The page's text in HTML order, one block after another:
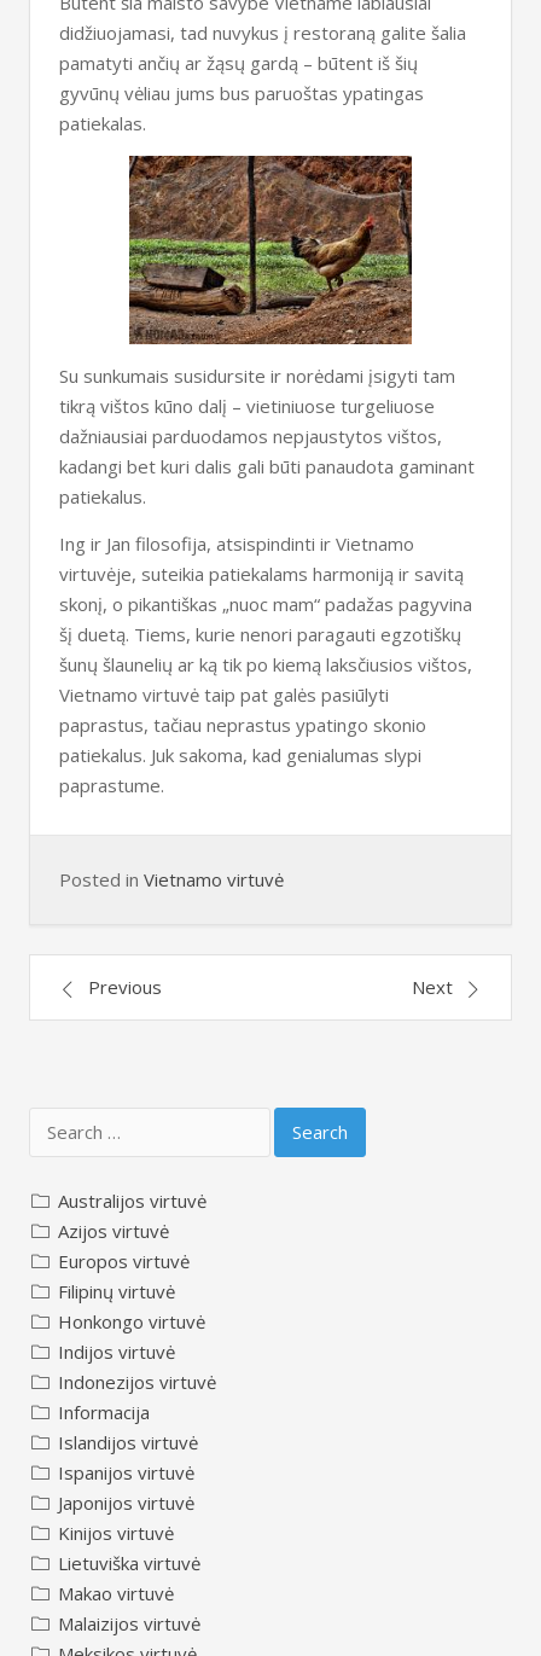
didžiuojamasi, tad nuvykus į restoraną galite šalia
pamatyti ančių ar žąsų gardą – būtent iš šių
gyvūnų vėliau jums bus paruoštas ypatingas
patiekalas.
Su sunkumais susidursite ir norėdami įsigyti tam
tikrą vištos kūno dalį – vietiniuose turgeliuose
dažniausiai parduodamos nepjaustytos vištos,
kadangi bet kuri dalis gali būti panaudota gaminant
patiekalus.
Ing ir Jan filosofija, atsispindinti ir Vietnamo
virtuvėje, suteikia patiekalams harmoniją ir savitą
skonį, o pikantiškas „nuoc mam“ padažas pagyvina
šį duetą. Tiems, kurie nenori paragauti egzotiškų
šunų šlaunelių ar ką tik po kiemą laksčiusios vištos,
Vietnamo virtuvė taip pat galės pasiūlyti
paprastus, tačiau neprastus ypatingo skonio
patiekalus. Juk sakoma, kad genialumas slypi
paprastume.
Posted in Vietnamo virtuvė
PostPrevious Next
for:
Australijos virtuvė
Azijos virtuvė
Europos virtuvė
Filipinų virtuvė
Honkongo virtuvė
Indijos virtuvė
Indonezijos virtuvė
Informacija
Islandijos virtuvė
Ispanijos virtuvė
Japonijos virtuvė
Kinijos virtuvė
Lietuviška virtuvė
Makao virtuvė
Malaizijos virtuvė